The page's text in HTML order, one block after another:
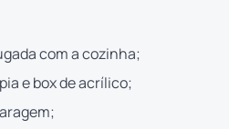
com a cozinha;
e box de acrílico;